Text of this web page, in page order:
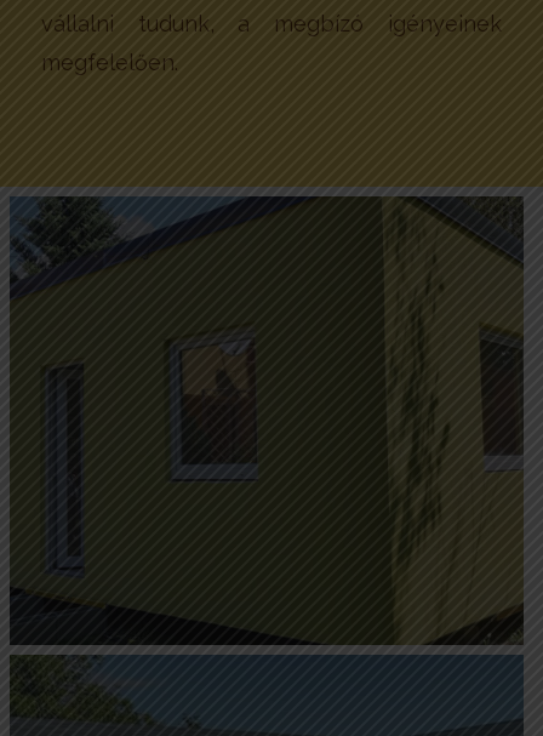
vállalni tudunk, a megbízó igényeinek
megfelelően.
Mobilház